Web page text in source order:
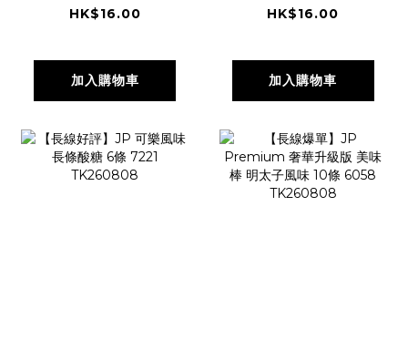
條 7214
HK$16.00
加入購物車
6條 7238
HK$16.00
加入購物車